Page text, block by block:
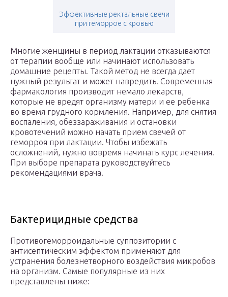
Эффективные ректальные свечи
при геморрое с кровью
Многие женщины в период лактации отказываются
от терапии вообще или начинают использовать
домашние рецепты. Такой метод не всегда дает
нужный результат и может навредить. Современная
фармакология производит немало лекарств,
которые не вредят организму матери и ее ребенка
во время грудного кормления. Например, для снятия
воспаления, обеззараживания и остановки
кровотечений можно начать прием свечей от
геморроя при лактации. Чтобы избежать
осложнений, нужно вовремя начинать курс лечения.
При выборе препарата руководствуйтесь
рекомендациями врача.
Бактерицидные средства
Противогеморроидальные суппозитории с
антисептическим эффектом применяют для
устранения болезнетворного воздействия микробов
на организм. Самые популярные из них
представлены ниже: